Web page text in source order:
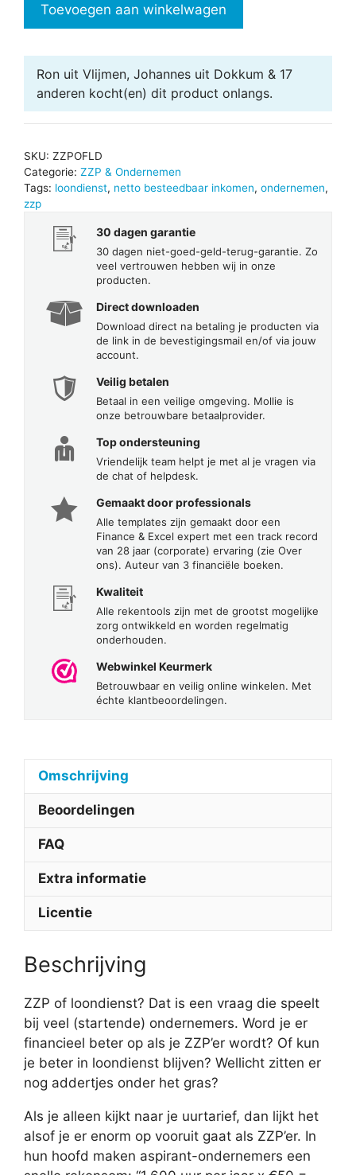
loondienst?
Toevoegen aan winkelwagen
Ron uit Vlijmen, Johannes uit Dokkum & 17
anderen kocht(en) dit product onlangs.
SKU: ZZPOFLD
Categorie: ZZP & Ondernemen
Tags: loondienst, netto besteedbaar inkomen, ondernemen,
zzp
30 dagen garantie
30 dagen niet-goed-geld-terug-garantie. Zo
veel vertrouwen hebben wij in onze
producten.
Direct downloaden
Download direct na betaling je producten via
de link in de bevestigingsmail en/of via jouw
account.
Veilig betalen
Betaal in een veilige omgeving. Mollie is
onze betrouwbare betaalprovider.
Top ondersteuning
Vriendelijk team helpt je met al je vragen via
de chat of helpdesk.
Gemaakt door professionals
Alle templates zijn gemaakt door een
Finance & Excel expert met een track record
van 28 jaar (corporate) ervaring (zie Over
ons). Auteur van 3 financiële boeken.
Kwaliteit
Alle rekentools zijn met de grootst mogelijke
zorg ontwikkeld en worden regelmatig
onderhouden.
Webwinkel Keurmerk
Betrouwbaar en veilig online winkelen. Met
échte klantbeoordelingen.
Omschrijving
Beoordelingen
FAQ
Extra informatie
Licentie
Beschrijving
ZZP of loondienst? Dat is een vraag die speelt
bij veel (startende) ondernemers. Word je er
financieel beter op als je ZZP’er wordt? Of kun
je beter in loondienst blijven? Wellicht zitten er
nog addertjes onder het gras?
Als je alleen kijkt naar je uurtarief, dan lijkt het
alsof je er enorm op vooruit gaat als ZZP’er. In
hun hoofd maken aspirant-ondernemers een